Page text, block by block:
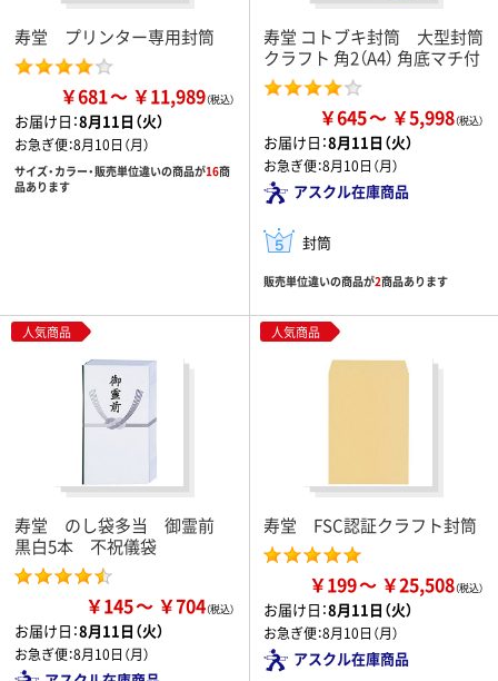
寿堂 プリンター専用封筒
￥681 ￥11,989
お届け日：8月11日（火）
お急ぎ便：8月10日（月）
サイズ・カラー・販売単位違いの商品が16商
品あります
寿堂 コトブキ封筒 大型封筒
クラフト 角2（A4） 角底マチ付
￥645 ￥5,998
お届け日：8月11日（火）
お急ぎ便：8月10日（月）
アスクル在庫商品
封筒
販売単位違いの商品が2商品あります
人気商品
寿堂 のし袋多当 御霊前
黒白5本 不祝儀袋
￥145 ￥704
お届け日：8月11日（火）
お急ぎ便：8月10日（月）
人気商品
寿堂 FSC認証クラフト封筒
￥199 ￥25,508
お届け日：8月11日（火）
お急ぎ便：8月10日（月）
アスクル在庫商品